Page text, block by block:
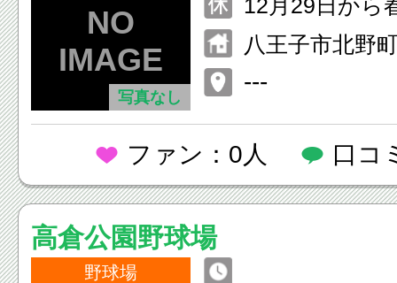
写真なし
12月29日から
日まで
八王子市北野
---
ファン：0人 口コ
高倉公園野球場
野球場